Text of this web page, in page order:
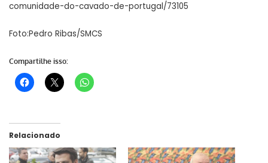
comunidade-do-cavado-de-portugal/73105
Foto:Pedro Ribas/SMCS
Compartilhe isso:
Relacionado